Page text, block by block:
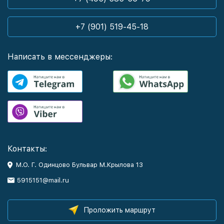
+7 (901) 519-45-18
Написать в мессенджеры:
Контакты:
М.О. Г. Одинцово Бульвар М.Крылова 13
5915151@mail.ru
Проложить маршрут